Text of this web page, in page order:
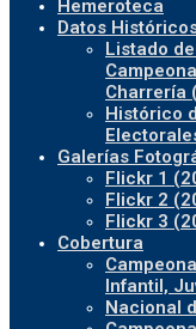
Hemeroteca
Datos
Listado
Charrería
Histórico
Galerías
Flickr 1
Flickr 2
Flickr 3
Cobertura
Infantil,
Nacional